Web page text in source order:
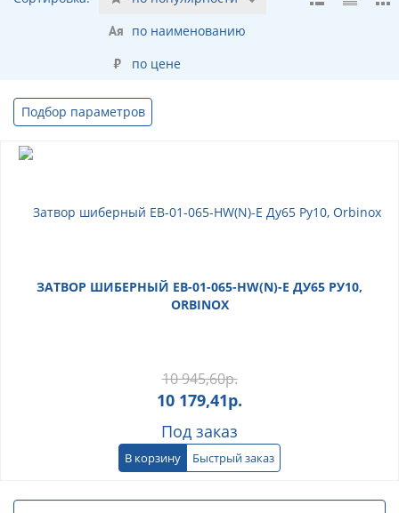
по наименованию
по цене
Подбор параметров
ЗАТВОР ШИБЕРНЫЙ ЕВ-01-065-HW(N)-E ДУ65 РУ10,
ORBINOX
10 945,60р.
10 179,41р.
Под заказ
В корзину Быстрый заказ